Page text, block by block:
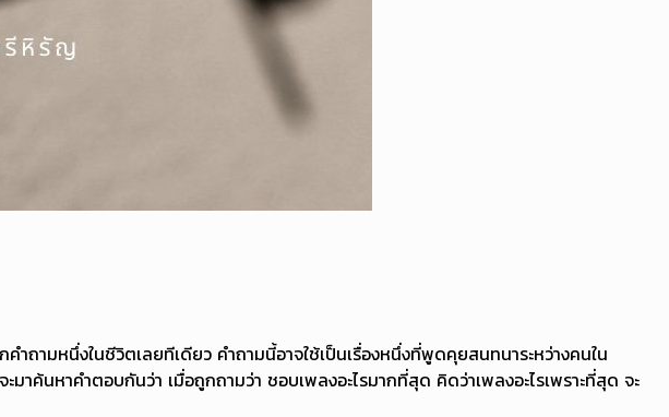
ำถามหนึ่งในชีวิตเลยทีเดียว คำถามนี้อาจใช้เป็นเรื่องหนึ่งที่พูดคุยสนทนาระหว่างคนใน
าค้นหาคำตอบกันว่า เมื่อถูกถามว่า ชอบเพลงอะไรมากที่สุด คิดว่าเพลงอะไรเพราะที่สุด จะ